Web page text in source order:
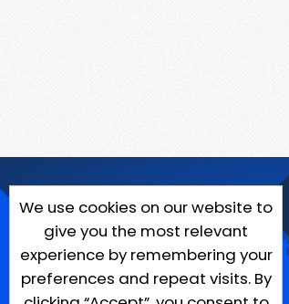
We use cookies on our website to
give you the most relevant
experience by remembering your
preferences and repeat visits. By